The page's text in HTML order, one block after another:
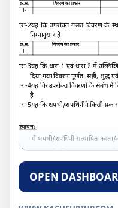
क्र.सं. विवरण का प्रकार
1-
धारा-2यह कि उपरोक्त गलत विवरण के
निम्नानुसार है-
क्र.सं. विवरण का प्रकार
1-
धारा-3यह कि धारा-1 एवं धारा-2में
दिया गया विवरण पूर्णतः सही,शुद्ध
धारा-4यह कि उपरोक्त विवरणों के संबंध में
है।
धारा-5यह कि शपथी/शपथिनीने किसी
सत्यापन:-
मैं शपथी/शपथिनी सत्यापित करता/
सही व सत्य हैं,जिसका सत्यापन
दिनांक-............................. किया गया।
ह०/नि०अं०शपथी/शपथिनी
OPEN